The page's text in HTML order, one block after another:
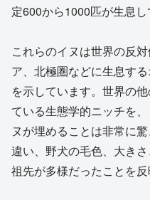
定600から1000匹が生息し
これらのイヌは世界の反
ア、北極圏などに生息す
を示しています。世界の
ている生態学的ニッチを
ヌが埋めることは非常に
違い、野犬の毛色、大き
祖先が多様だったことを反